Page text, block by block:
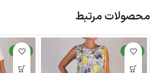
محصولات مرتبط
جدید جدید